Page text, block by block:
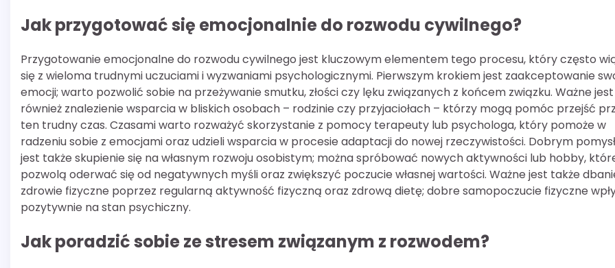
Jak przygotować się emocjonalnie do rozwodu cywilnego?
Przygotowanie emocjonalne do rozwodu cywilnego jest kluczowym elementem tego procesu, który często
się z wieloma trudnymi uczuciami i wyzwaniami psychologicznymi. Pierwszym krokiem jest zaakceptowanie
emocji; warto pozwolić sobie na przeżywanie smutku, złości czy lęku związanych z końcem związku. Ważne jest
również znalezienie wsparcia w bliskich osobach – rodzinie czy przyjaciołach – którzy mogą pomóc przejść
ten trudny czas. Czasami warto rozważyć skorzystanie z pomocy terapeuty lub psychologa, który pomoże w
radzeniu sobie z emocjami oraz udzieli wsparcia w procesie adaptacji do nowej rzeczywistości. Dobrym
jest także skupienie się na własnym rozwoju osobistym; można spróbować nowych aktywności lub hobby,
pozwolą oderwać się od negatywnych myśli oraz zwiększyć poczucie własnej wartości. Ważne jest także
zdrowie fizyczne poprzez regularną aktywność fizyczną oraz zdrową dietę; dobre samopoczucie fizyczne
pozytywnie na stan psychiczny.
Jak poradzić sobie ze stresem związanym z rozwodem?